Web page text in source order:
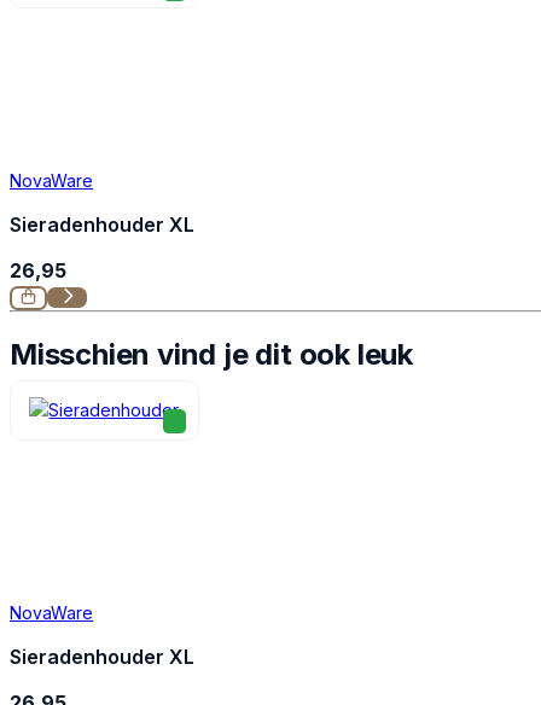
NovaWare
Sieradenhouder XL
26,95
Misschien vind je dit ook leuk
NovaWare
Sieradenhouder XL